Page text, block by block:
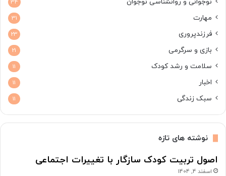
34
مهارت 31
فرزندپروری 23
بازی و سرگرمی 21
سلامت و رشد کودک 11
اخبار 11
سبک زندگی 11
نوشته های تازه
اصول تربیت کودک سازگار با تغییرات اجتماعی
اسفند 4, 1404